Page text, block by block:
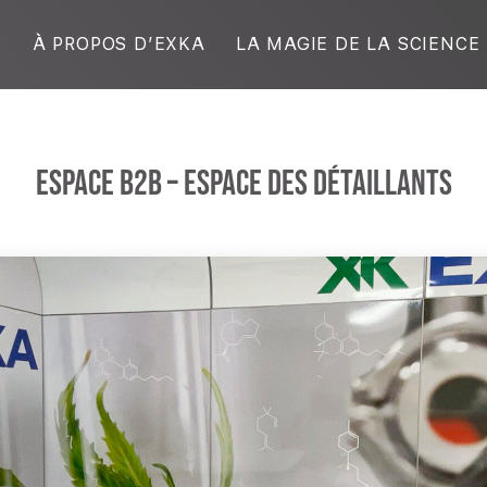
À PROPOS D’EXKA LA MAGIE DE LA SCIENCE
ESPACE B2B – ESPACE DES DÉTAILLANTS